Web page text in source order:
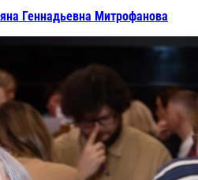
Геннадьевна Митрофанова